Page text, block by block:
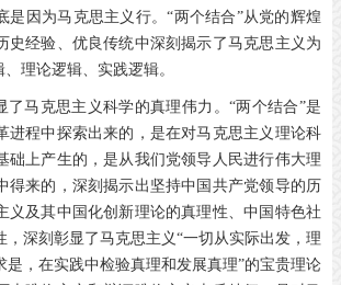
是因为马克思主义行。“两个结合”从党的辉煌
史经验、优良传统中深刻揭示了马克思主义为
理论逻辑、实践逻辑。
了马克思主义科学的真理伟力。“两个结合”是
进程中探索出来的，是在对马克思主义理论科
础上产生的，是从我们党领导人民进行伟大理
得来的，深刻揭示出坚持中国共产党领导的历
义及其中国化创新理论的真理性、中国特色社
，深刻彰显了马克思主义“一切从实际出发，理
是，在实践中检验真理和发展真理”的宝贵理论